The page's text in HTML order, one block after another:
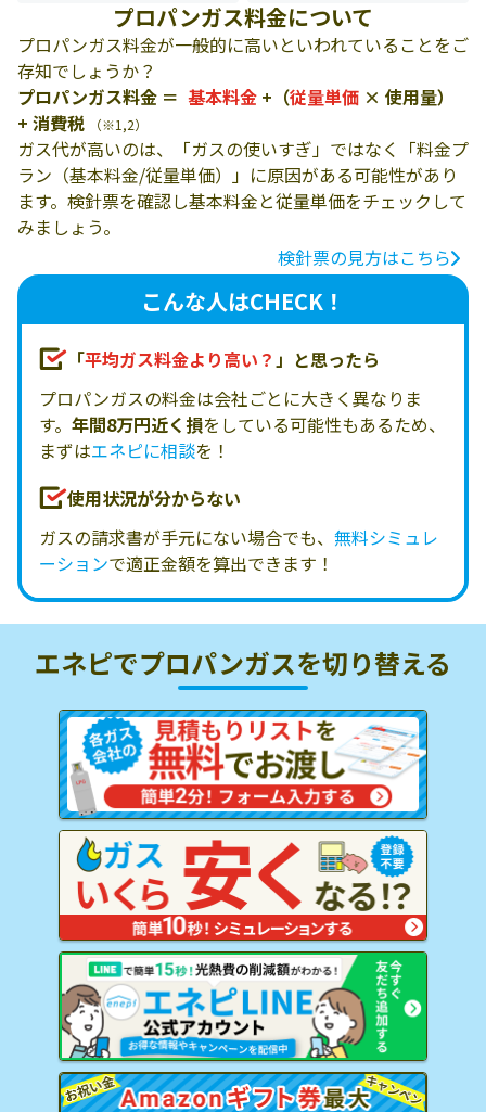
プロパンガス料金について
プロパンガス料金が一般的に高いといわれていることをご
存知でしょうか？
プロパンガス料金 ＝ 基本料金 +（従量単価 × 使用量）
+ 消費税
（※1,2）
ガス代が高いのは、「ガスの使いすぎ」ではなく「料金プ
ラン（基本料金/従量単価）」に原因がある可能性があり
ます。検針票を確認し基本料金と従量単価をチェックして
みましょう。
検針票の見方はこちら
こんな人はCHECK！
「平均ガス料金より高い？」と思ったら
プロパンガスの料金は会社ごとに大きく異なりま
す。 年間8万円近く損をしている可能性もあるため、
まずはエネピに相談を！
使用状況が分からない
ガスの請求書が手元にない場合でも、 無料シミュレ
ーションで適正金額を算出できます！
エネピでプロパンガスを切り替える